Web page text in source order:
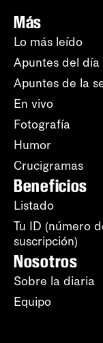
Más
Lo más leído
Apuntes del día
Apuntes de la
En vivo
Fotografía
Humor
Crucigramas
Beneficios
Listado
Tu ID (número
suscripción)
Nosotros
Sobre la diaria
Equipo